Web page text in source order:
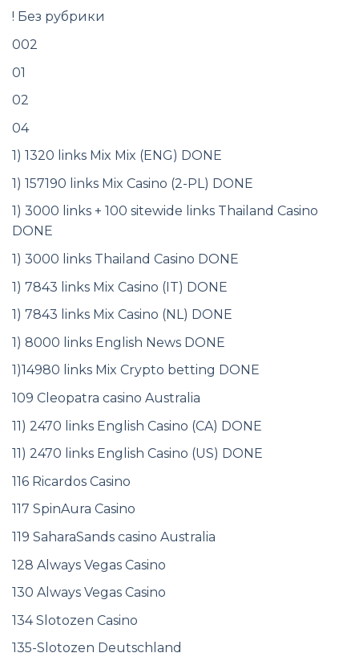
! Без рубрики
002
01
02
04
1) 1320 links Mix Mix (ENG) DONE
1) 157190 links Mix Casino (2-PL) DONE
1) 3000 links + 100 sitewide links Thailand Casino
DONE
1) 3000 links Thailand Casino DONE
1) 7843 links Mix Casino (IT) DONE
1) 7843 links Mix Casino (NL) DONE
1) 8000 links English News DONE
1)14980 links Mix Crypto betting DONE
109 Cleopatra casino Australia
11) 2470 links English Casino (CA) DONE
11) 2470 links English Casino (US) DONE
116 Ricardos Casino
117 SpinAura Casino
119 SaharaSands casino Australia
128 Always Vegas Casino
130 Always Vegas Casino
134 Slotozen Casino
135-Slotozen Deutschland